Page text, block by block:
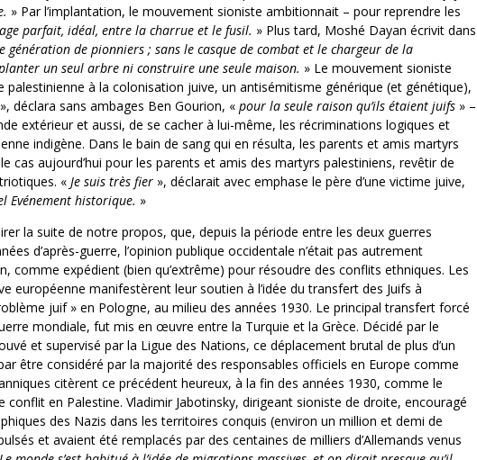
» Par l’implantation, le mouvement sioniste ambitionnait – pour reprendre les
parfait, idéal, entre la charrue et le fusil. » Plus tard, Moshé Dayan écrivit dans
génération de pionniers ; sans le casque de combat et le chargeur de la
un seul arbre ni construire une seule maison. » Le mouvement sioniste
palestinienne à la colonisation juive, un antisémitisme générique (et génétique),
», déclara sans ambages Ben Gourion, « pour la seule raison qu’ils étaient juifs » –
extérieur et aussi, de se cacher à lui-même, les récriminations logiques et
indigène. Dans le bain de sang qui en résulta, les parents et amis martyrs
cas aujourd’hui pour les parents et amis des martyrs palestiniens, revêtir de
« Je suis très fier », déclarait avec emphase le père d’une victime juive,
Evénement historique. »
la suite de notre propos, que, depuis la période entre les deux guerres
d’après-guerre, l’opinion publique occidentale n’était pas autrement
comme expédient (bien qu’extrême) pour résoudre des conflits ethniques. Les
européenne manifestèrent leur soutien à l’idée du transfert des Juifs à
juif » en Pologne, au milieu des années 1930. Le principal transfert forcé
mondiale, fut mis en œuvre entre la Turquie et la Grèce. Décidé par le
et supervisé par la Ligue des Nations, ce déplacement brutal de plus d’un
être considéré par la majorité des responsables officiels en Europe comme
citèrent ce précédent heureux, à la fin des années 1930, comme le
conflit en Palestine. Vladimir Jabotinsky, dirigeant sioniste de droite, encouragé
des Nazis dans les territoires conquis (environ un million et demi de
et avaient été remplacés par des centaines de milliers d’Allemands venus